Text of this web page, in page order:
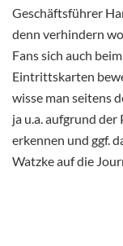
Geschäftsführer
denn verhindern
Fans sich auch
Eintrittskarten
wisse man seitens
ja u.a. aufgrund der
erkennen und ggf.
Watzke auf die